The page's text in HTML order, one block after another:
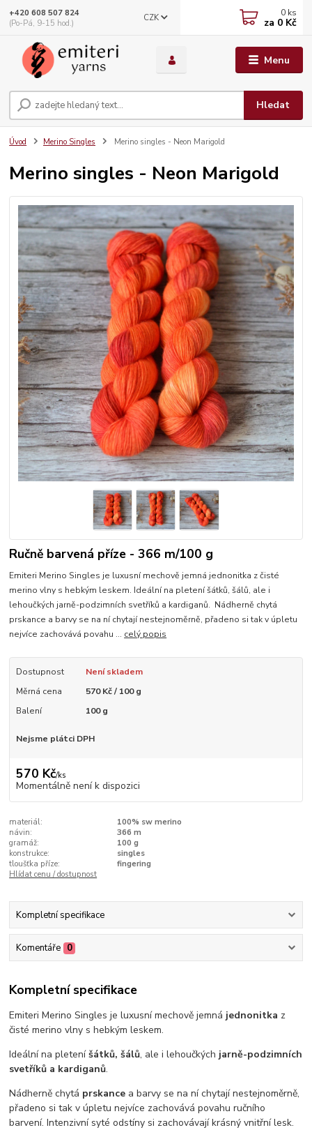
Menu
CZK
Hledat
+420 608 507 824
(Po-Pá, 9-15 hod.)
0 ks
za 0 Kč
Úvod Merino Singles Merino singles - Neon Marigold
Merino singles - Neon Marigold
Ručně barvená příze - 366 m/100 g
Emiteri Merino Singles je luxusní mechově jemná jednonitka z čisté
merino vlny s hebkým leskem. Ideální na pletení šátků, šálů, ale i
lehoučkých jarně-podzimních svetříků a kardiganů. Nádherně chytá
prskance a barvy se na ní chytají nestejnoměrně, přadeno si tak v úpletu
nejvíce zachovává povahu ... celý popis
Dostupnost
Není skladem
Měrná cena
570 Kč / 100 g
Balení
100 g
Nejsme plátci DPH
570 Kč/ks
Momentálně není k dispozici
materiál:
100% sw merino
návin:
366 m
gramáž:
100 g
konstrukce:
singles
tloušťka příze:
fingering
Hlídat cenu / dostupnost
Kompletní specifikace
Komentáře 0
Kompletní specifikace
Emiteri Merino Singles je luxusní mechově jemná jednonitka z
čisté merino vlny s hebkým leskem.
Ideální na pleteníšátků, šálů, ale i lehoučkých jarně-podzimních
svetříků a kardiganů.
Nádherně chytá prskance a barvy se na ní chytají nestejnoměrně,
přadeno si tak v úpletu nejvíce zachovává povahu ručního
barvení. Intenzivní syté odstíny si zachovávají krásný vnitřní lesk.